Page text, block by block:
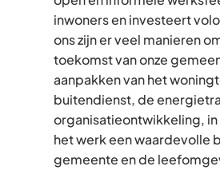
inwoners en investeert
ons zijn er veel manieren
toekomst van onze
aanpakken van het
buitendienst, de
organisatieontwikkeling,
het werk een waardevolle
gemeente en de